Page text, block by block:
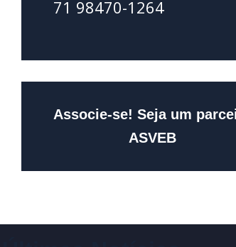
71 98470-1264
Associe-se! Seja um
ASVEB